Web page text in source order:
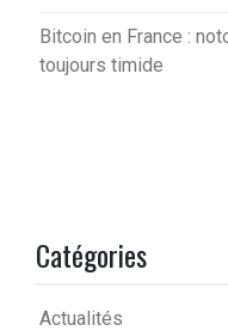
Bitcoin en France :
toujours timide
Catégories
Actualités